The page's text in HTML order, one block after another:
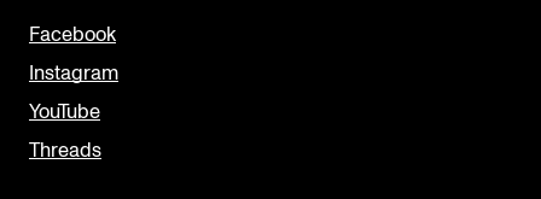
Facebook
Instagram
YouTube
Threads